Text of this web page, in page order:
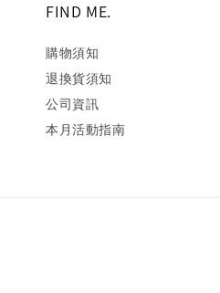
FIND ME.
購物須知
退換貨須知
公司資訊
本月活動指南